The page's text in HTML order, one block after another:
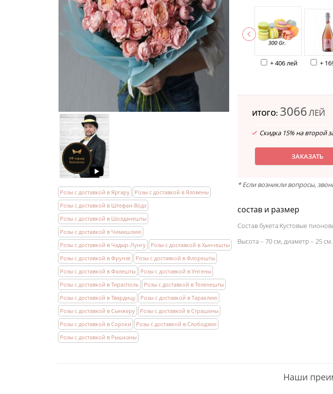
Розы с доставкой в Яргару
Розы с доставкой в Яловены
Розы с доставкой в Штефан-Водэ
Розы с доставкой в Шолданешты
Розы с доставкой в Чимишлию
Розы с доставкой в Чадыр-Лунгу
Розы с доставкой в Хынчешты
Розы с доставкой в Фрунзе
Розы с доставкой в Флорешты
Розы с доставкой в Фалешты
Розы с доставкой в Унгены
Розы с доставкой в Тирасполь
Розы с доставкой в Теленешты
Розы с доставкой в Твардицу
Розы с доставкой в Тараклию
Розы с доставкой в Сынжеру
Розы с доставкой в Страшены
Розы с доставкой в Сороки
Розы с доставкой в Слободзею
Розы с доставкой в Рышканы
+ 406 лей +
ИТОГО: 3066ЛЕЙ
Скидка 15% на второй
ЗАКАЗАТЬ
* Если возникли вопросы,
состав и размер
Состав букета:Кустовые
Высота – 70 см, диаметр – 25 см.
Наши